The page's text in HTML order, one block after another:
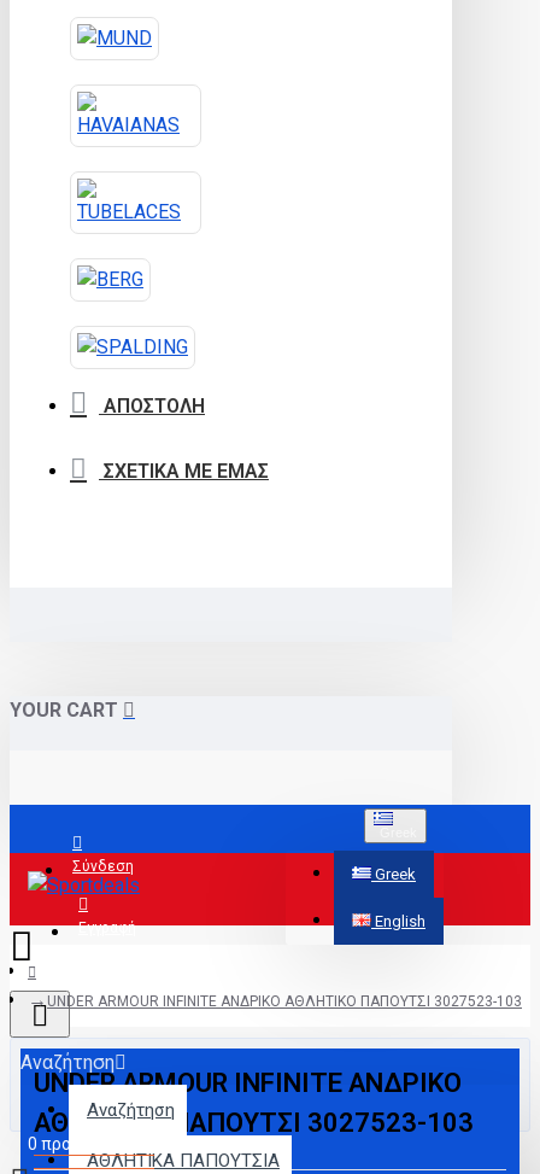
ΑΠΟΣΤΟΛΗ
ΣΧΕΤΙΚΑ ΜΕ ΕΜΑΣ
YOUR CART
Σύνδεση
Εγγραφή
Greek
English
Αναζήτηση
Αναζήτηση
ΑΘΛΗΤΙΚΑ ΠΑΠΟΥΤΣΙΑ
0 προϊόν(τα) - 0,00€
UNDER ARMOUR INFINITE ΑΝΔΡΙΚΟ ΑΘΛΗΤΙΚΟ ΠΑΠΟΥΤΣΙ 3027523-103
UNDER ARMOUR INFINITE ΑΝΔΡΙΚΟ
ΑΘΛΗΤΙΚΟ ΠΑΠΟΥΤΣΙ 3027523-103